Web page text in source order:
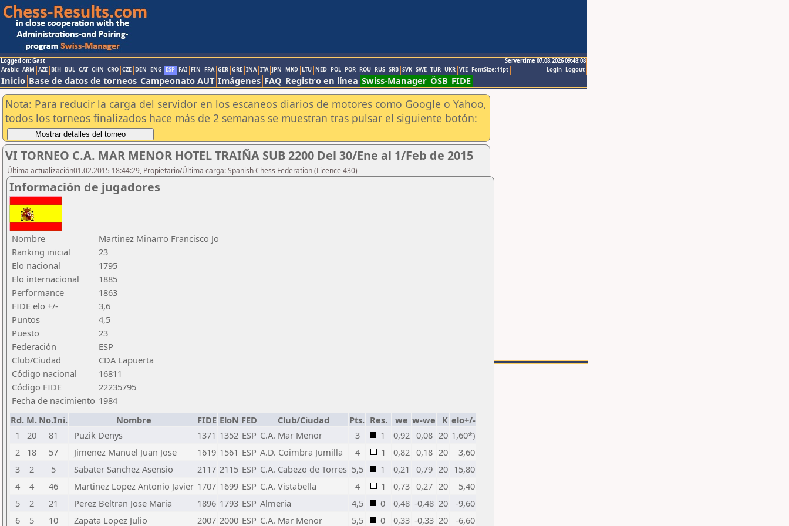
Logged on: Gast
Servertime 07.08.2026 09:48:08
Logout
Login
Arabic ARM AZE BIH BUL CAT CHN CRO CZE DEN ENG ESP FAI FIN FRA GER GRE INA ITA JPN MKD LTU NED POL POR ROU RUS SRB SVK SWE TUR UKR VIE FontSize:11pt
Inicio Base de datos de torneos Campeonato AUT Imágenes FAQ Registro en línea Swiss-Manager ÖSB FIDE
Nota: Para reducir la carga del servidor en los escaneos diarios de motores como Google o Yahoo,
todos los torneos finalizados hace más de 2 semanas se muestran tras pulsar el siguiente botón:
VI TORNEO C.A. MAR MENOR HOTEL TRAIÑA SUB 2200 Del 30/Ene al 1/Feb de 2015
Última actualización01.02.2015 18:44:29, Propietario/Última carga: Spanish Chess Federation (Licence 430)
Información de jugadores
Nombre
Martinez Minarro Francisco Jo
Ranking inicial
23
Elo nacional
1795
Elo internacional
1885
Performance
1863
FIDE elo +/-
3,6
Puntos
4,5
Puesto
23
Federación
ESP
Club/Ciudad
CDA Lapuerta
Código nacional
16811
Código FIDE
22235795
Fecha de nacimiento 1984
Rd. M. No.Ini. Nombre FIDE EloN FED Club/Ciudad Pts. Res. we w-we K elo+/-
1
20 81 Puzik Denys 1371 1352 ESP C.A. Mar Menor 3 1 0,92 0,08 20 1,60*)
2
18 57 Jimenez Manuel Juan Jose 1619 1561 ESP A.D. Coimbra Jumilla 4 1 0,82 0,18 20
3,60
3
2 5 Sabater Sanchez Asensio 2117 2115 ESP C.A. Cabezo de Torres 5,5 1 0,21 0,79 20 15,80
4
4 46 Martinez Lopez Antonio Javier 1707 1699 ESP C.A. Vistabella 4 1 0,73 0,27 20
5,40
5
2 21 Perez Beltran Jose Maria 1896 1793 ESP Almeria 4,5 0 0,48 -0,48 20
-9,60
6
5 10 Zapata Lopez Julio 2007 2000 ESP C.A. Mar Menor 5,5 0 0,33 -0,33 20 -6,60